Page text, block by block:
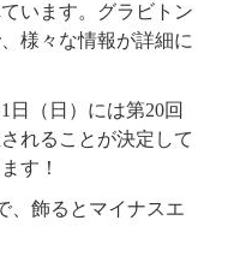
います。グラビトン
様々な情報が詳細に
日（日）には第20回
れることが決定して
す！
、飾るとマイナスエ